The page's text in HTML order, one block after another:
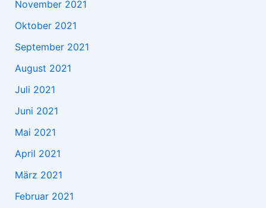
November 2021
Oktober 2021
September 2021
August 2021
Juli 2021
Juni 2021
Mai 2021
April 2021
März 2021
Februar 2021